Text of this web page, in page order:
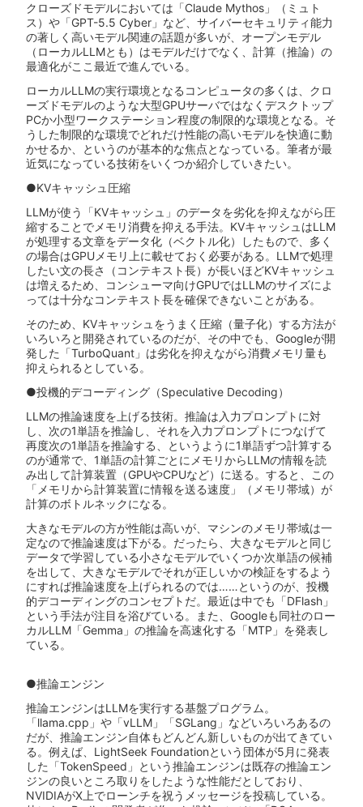
クローズドモデルにおいては「Claude Mythos」（ミュト
ス）や「GPT-5.5 Cyber」など、サイバーセキュリティ能力
の著しく高いモデル関連の話題が多いが、オープンモデル
（ローカルLLMとも）はモデルだけでなく、計算（推論）の
最適化がここ最近で進んでいる。
ローカルLLMの実行環境となるコンピュータの多くは、クロ
ーズドモデルのような大型GPUサーバではなくデスクトップ
PCか小型ワークステーション程度の制限的な環境となる。そ
うした制限的な環境でどれだけ性能の高いモデルを快適に動
かせるか、というのが基本的な焦点となっている。筆者が最
近気になっている技術をいくつか紹介していきたい。
●KVキャッシュ圧縮
LLMが使う「KVキャッシュ」のデータを劣化を抑えながら圧
縮することでメモリ消費を抑える手法。KVキャッシュはLLM
が処理する文章をデータ化（ベクトル化）したもので、多く
の場合はGPUメモリ上に載せておく必要がある。LLMで処理
したい文の長さ（コンテキスト長）が長いほどKVキャッシュ
は増えるため、コンシューマ向けGPUではLLMのサイズによ
っては十分なコンテキスト長を確保できないことがある。
そのため、KVキャッシュをうまく圧縮（量子化）する方法が
いろいろと開発されているのだが、その中でも、Googleが開
発した「TurboQuant」は劣化を抑えながら消費メモリ量も
抑えられるとしている。
●投機的デコーディング（Speculative Decoding）
LLMの推論速度を上げる技術。推論は入力プロンプトに対
し、次の1単語を推論し、それを入力プロンプトにつなげて
再度次の1単語を推論する、というように1単語ずつ計算する
のが通常で、1単語の計算ごとにメモリからLLMの情報を読
み出して計算装置（GPUやCPUなど）に送る。すると、この
「メモリから計算装置に情報を送る速度」（メモリ帯域）が
計算のボトルネックになる。
大きなモデルの方が性能は高いが、マシンのメモリ帯域は一
定なので推論速度は下がる。だったら、大きなモデルと同じ
データで学習している小さなモデルでいくつか次単語の候補
を出して、大きなモデルでそれが正しいかの検証をするよう
にすれば推論速度を上げられるのでは……というのが、投機
的デコーディングのコンセプトだ。最近は中でも「DFlash」
という手法が注目を浴びている。また、Googleも同社のロー
カルLLM「Gemma」の推論を高速化する「MTP」を発表し
ている。
●推論エンジン
推論エンジンはLLMを実行する基盤プログラム。
「llama.cpp」や「vLLM」「SGLang」などいろいろあるの
だが、推論エンジン自体もどんどん新しいものが出てきてい
る。例えば、LightSeek Foundationという団体が5月に発表
した「TokenSpeed」という推論エンジンは既存の推論エン
ジンの良いところ取りをしたような性能だとしており、
NVIDIAがX上でローンチを祝うメッセージを投稿している。